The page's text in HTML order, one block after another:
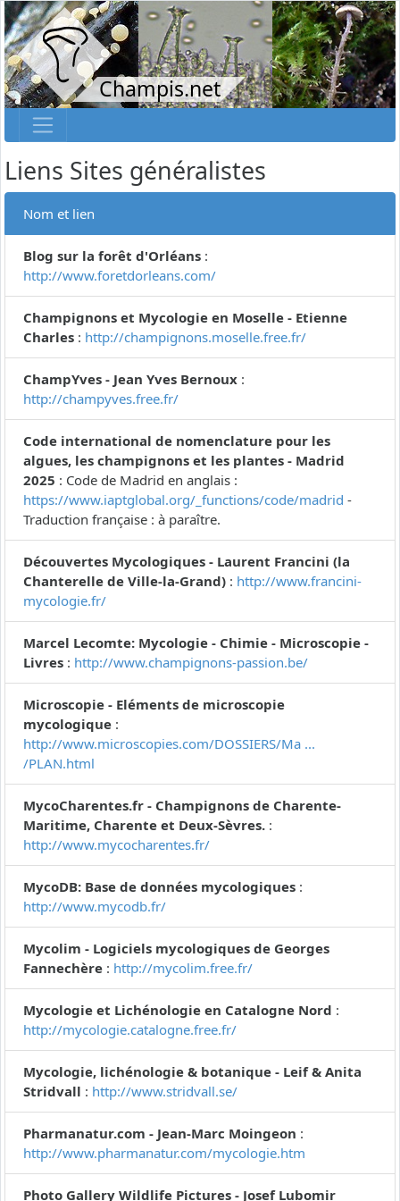
Champis.net
Liens Sites généralistes
Nom et lien
Blog sur la forêt d'Orléans :
http://www.foretdorleans.com/
Champignons et Mycologie en Moselle - Etienne
Charles : http://champignons.moselle.free.fr/
ChampYves - Jean Yves Bernoux :
http://champyves.free.fr/
Code international de nomenclature pour les
algues, les champignons et les plantes - Madrid
2025 : Code de Madrid en anglais :
https://www.iaptglobal.org/_functions/code/madrid -
Traduction française : à paraître.
Découvertes Mycologiques - Laurent Francini (la
Chanterelle de Ville-la-Grand) : http://www.francini-
mycologie.fr/
Marcel Lecomte: Mycologie - Chimie - Microscopie -
Livres : http://www.champignons-passion.be/
Microscopie - Eléments de microscopie
mycologique :
http://www.microscopies.com/DOSSIERS/Ma ...
/PLAN.html
MycoCharentes.fr - Champignons de Charente-
Maritime, Charente et Deux-Sèvres. :
http://www.mycocharentes.fr/
MycoDB: Base de données mycologiques :
http://www.mycodb.fr/
Mycolim - Logiciels mycologiques de Georges
Fannechère : http://mycolim.free.fr/
Mycologie et Lichénologie en Catalogne Nord :
http://mycologie.catalogne.free.fr/
Mycologie, lichénologie & botanique - Leif & Anita
Stridvall : http://www.stridvall.se/
Pharmanatur.com - Jean-Marc Moingeon :
http://www.pharmanatur.com/mycologie.htm
Photo Gallery Wildlife Pictures - Josef Lubomir